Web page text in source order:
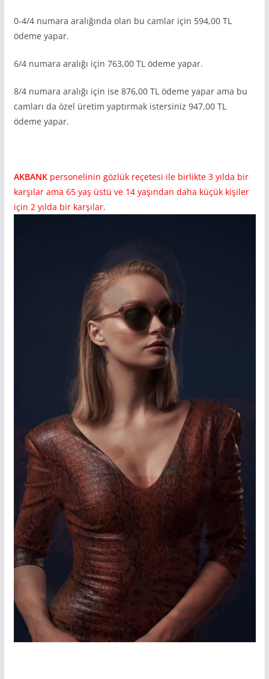
0-4/4 numara aralığında olan bu camlar için 594,00 TL
ödeme yapar.
6/4 numara aralığı için 763,00 TL ödeme yapar.
8/4 numara aralığı için ise 876,00 TL ödeme yapar ama bu
camları da özel üretim yaptırmak istersiniz 947,00 TL
ödeme yapar.
AKBANK personelinin gözlük reçetesi ile birlikte 3 yılda bir
karşılar ama 65 yaş üstü ve 14 yaşından daha küçük kişiler
için 2 yılda bir karşılar.